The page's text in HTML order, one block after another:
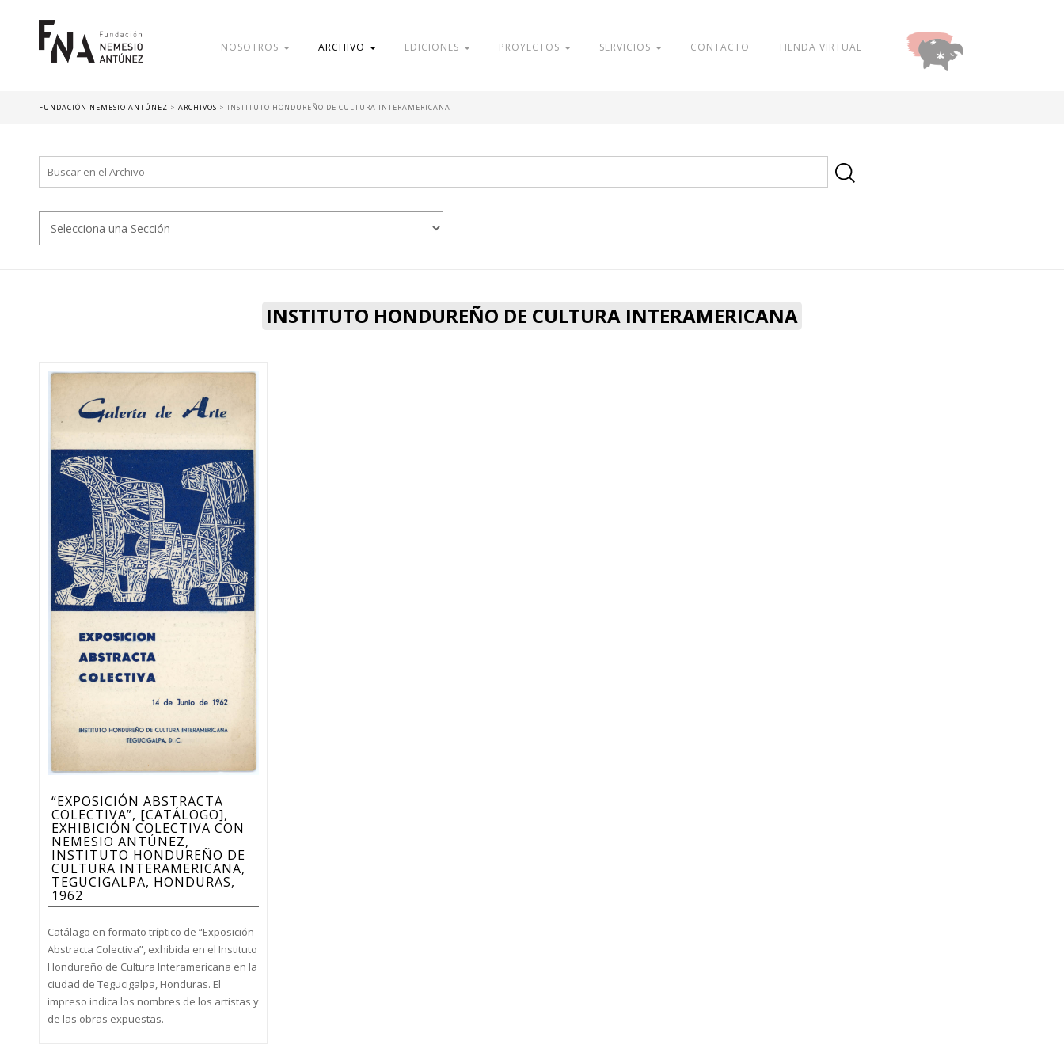
NOSOTROS ARCHIVO EDICIONES PROYECTOS SERVICIOS CONTACTO TIENDA VIRTUAL
FUNDACIÓN NEMESIO ANTÚNEZ > ARCHIVOS > INSTITUTO HONDUREÑO DE CULTURA INTERAMERICANA
INSTITUTO HONDUREÑO DE CULTURA INTERAMERICANA
“EXPOSICIÓN ABSTRACTA
COLECTIVA”, [CATÁLOGO],
EXHIBICIÓN COLECTIVA CON
NEMESIO ANTÚNEZ,
INSTITUTO HONDUREÑO DE
CULTURA INTERAMERICANA,
TEGUCIGALPA, HONDURAS,
1962
Catálago en formato tríptico de “Exposición
Abstracta Colectiva”, exhibida en el Instituto
Hondureño de Cultura Interamericana en la
ciudad de Tegucigalpa, Honduras. El
impreso indica los nombres de los artistas y
de las obras expuestas.